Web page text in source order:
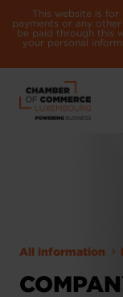
This website is for
payments or any
be paid through this
your personal
All information